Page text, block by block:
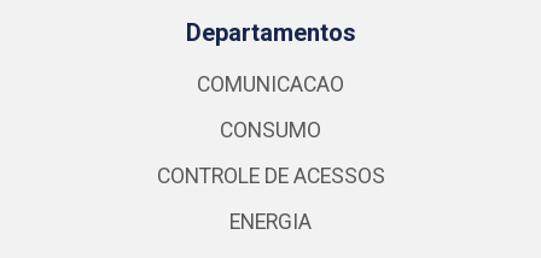
Departamentos
COMUNICACAO
CONSUMO
CONTROLE DE ACESSOS
ENERGIA